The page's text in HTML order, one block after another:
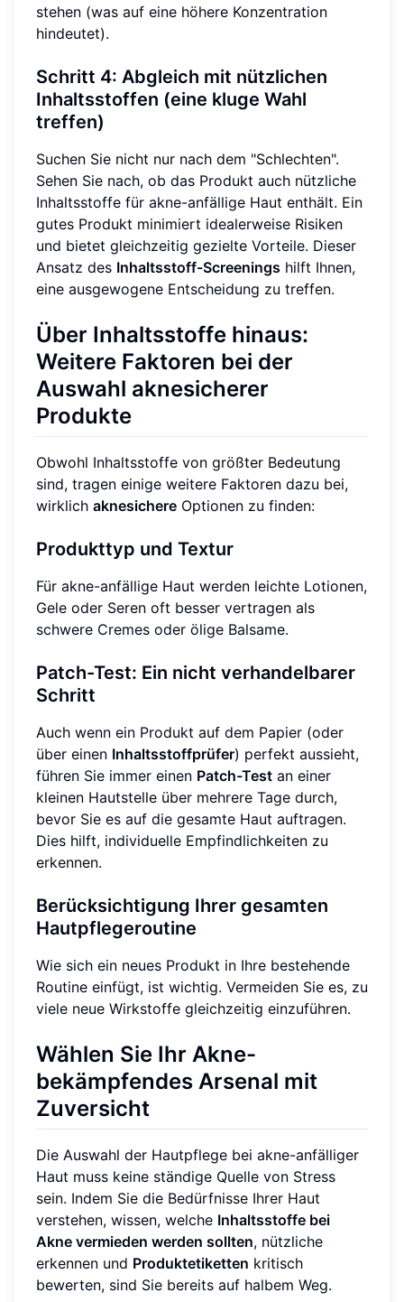
stehen (was auf eine höhere Konzentration
hindeutet).
Schritt 4: Abgleich mit nützlichen
Inhaltsstoffen (eine kluge Wahl
treffen)
Suchen Sie nicht nur nach dem "Schlechten".
Sehen Sie nach, ob das Produkt auch nützliche
Inhaltsstoffe für akne-anfällige Haut enthält. Ein
gutes Produkt minimiert idealerweise Risiken
und bietet gleichzeitig gezielte Vorteile. Dieser
Ansatz des Inhaltsstoff-Screenings hilft Ihnen,
eine ausgewogene Entscheidung zu treffen.
Über Inhaltsstoffe hinaus:
Weitere Faktoren bei der
Auswahl aknesicherer
Produkte
Obwohl Inhaltsstoffe von größter Bedeutung
sind, tragen einige weitere Faktoren dazu bei,
wirklich aknesichere Optionen zu finden:
Produkttyp und Textur
Für akne-anfällige Haut werden leichte Lotionen,
Gele oder Seren oft besser vertragen als
schwere Cremes oder ölige Balsame.
Patch-Test: Ein nicht verhandelbarer
Schritt
Auch wenn ein Produkt auf dem Papier (oder
über einen Inhaltsstoffprüfer) perfekt aussieht,
führen Sie immer einen Patch-Test an einer
kleinen Hautstelle über mehrere Tage durch,
bevor Sie es auf die gesamte Haut auftragen.
Dies hilft, individuelle Empfindlichkeiten zu
erkennen.
Berücksichtigung Ihrer gesamten
Hautpflegeroutine
Wie sich ein neues Produkt in Ihre bestehende
Routine einfügt, ist wichtig. Vermeiden Sie es, zu
viele neue Wirkstoffe gleichzeitig einzuführen.
Wählen Sie Ihr Akne-
bekämpfendes Arsenal mit
Zuversicht
Die Auswahl der Hautpflege bei akne-anfälliger
Haut muss keine ständige Quelle von Stress
sein. Indem Sie die Bedürfnisse Ihrer Haut
verstehen, wissen, welche Inhaltsstoffe bei
Akne vermieden werden sollten, nützliche
erkennen und Produktetiketten kritisch
bewerten, sind Sie bereits auf halbem Weg.